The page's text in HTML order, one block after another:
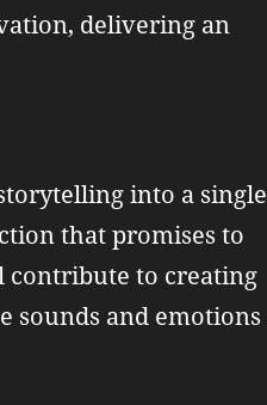
delivering an
into a single
that promises to
contribute to creating
sounds and emotions